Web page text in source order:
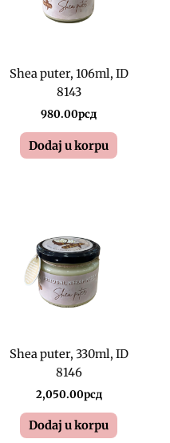
Shea puter, 106ml, ID
8143
980.00рсд
Dodaj u korpu
Shea puter, 330ml, ID
8146
2,050.00рсд
Dodaj u korpu